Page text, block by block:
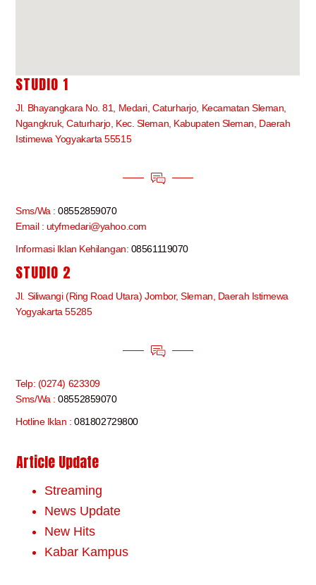
STUDIO 1
Jl. Bhayangkara No. 81, Medari, Caturharjo, Kecamatan Sleman,
Ngangkruk, Caturharjo, Kec. Sleman, Kabupaten Sleman, Daerah
Istimewa Yogyakarta 55515
Sms/Wa :08552859070
Email : utyfmedari@yahoo.com
Informasi Iklan Kehilangan: 08561119070
STUDIO 2
Jl. Siliwangi (Ring Road Utara) Jombor, Sleman, Daerah Istimewa
Yogyakarta 55285
Telp: (0274) 623309
Sms/Wa :08552859070
Hotline Iklan :081802729800
Article Update
Streaming
News Update
New Hits
Kabar Kampus